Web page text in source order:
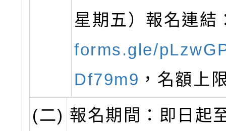
星期五）報名連結
forms.gle/
Df79m9 ，名額上
(二) 報名期間：即日起